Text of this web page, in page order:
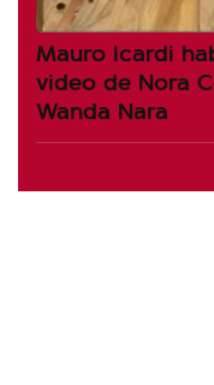
Mauro Icardi
video de Nora
Wanda Nara